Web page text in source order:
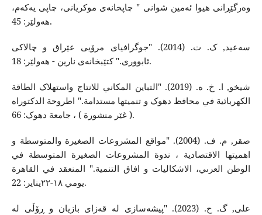
وەرگێڕانی هیوا ئەمین شوانی " چاپخانەی موکریانی، چاپی یەکەم،
هەولێر: 45.
سەعید, ک. ت. (2014). "جوگرافیای مرۆیی عێراق و چالاکی
ئابووری." کتێبخانەی نارین - هەولێر: 18.
شیخو, ا. خ. ه. (2019). "التباین المکاني للانتاج واستهلاک الطاقة
الکهربائیة في محافظ دهوک و تنمیتها مستدامة." اطروحة الدکتوراە
( غێر منشورة ) ، جامعة دهوک: 66.
صقر, م. ف. (2004). "مواقع المشروعات الصغیرة والمتوسطة و
اهمیتها الاقتصادیة ، ندوة المشروعات الصغیرة المتوسطة في
الوطن العرىي، الاشکالیات و افاق التنمیة." المنعقد في القاهرة
یومي ١٨-٢٢ینایر: 22.
علی, گ. ح. (2023). "پیشەسازی لە قەزای بازیان و ڕۆڵی لە